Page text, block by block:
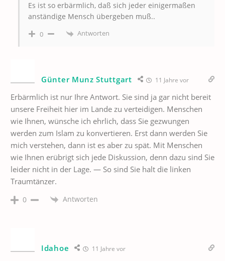
Es ist so erbärmlich, daß sich jeder einigermaßen
anständige Mensch übergeben muß..
0 Antworten
Günter Munz Stuttgart 11 Jahre vor
Erbärmlich ist nur Ihre Antwort. Sie sind ja gar nicht bereit
unsere Freiheit hier im Lande zu verteidigen. Menschen
wie Ihnen, wünsche ich ehrlich, dass Sie gezwungen
werden zum Islam zu konvertieren. Erst dann werden Sie
mich verstehen, dann ist es aber zu spät. Mit Menschen
wie Ihnen erübrigt sich jede Diskussion, denn dazu sind Sie
leider nicht in der Lage. — So sind Sie halt die linken
Traumtänzer.
0 Antworten
Idahoe 11 Jahre vor